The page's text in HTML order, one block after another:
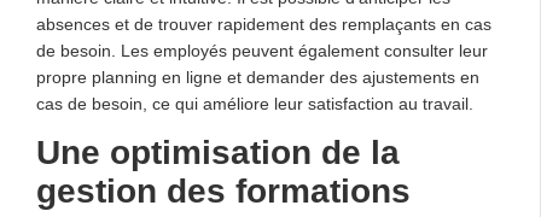
absences et de trouver rapidement des remplaçants en cas
de besoin. Les employés peuvent également consulter leur
propre planning en ligne et demander des ajustements en
cas de besoin, ce qui améliore leur satisfaction au travail.
Une optimisation de la
gestion des formations